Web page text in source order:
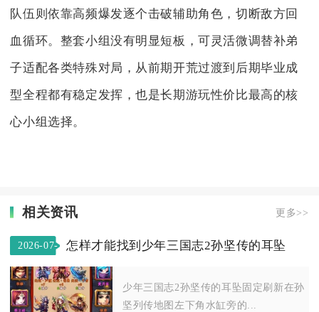
队伍则依靠高频爆发逐个击破辅助角色，切断敌方回
血循环。整套小组没有明显短板，可灵活微调替补弟
子适配各类特殊对局，从前期开荒过渡到后期毕业成
型全程都有稳定发挥，也是长期游玩性价比最高的核
心小组选择。
相关资讯 更多>>
2026-07-
13
怎样才能找到少年三国志2孙坚传的耳坠
少年三国志2孙坚传的耳坠固定刷新在孙
坚列传地图左下角水缸旁的...